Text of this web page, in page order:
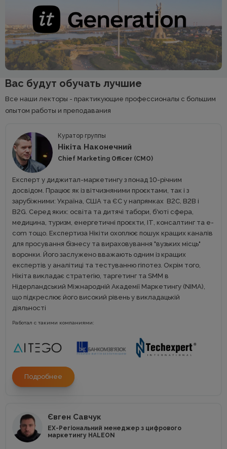
Вас будут обучать лучшие
Все наши лекторы - практикующие профессионалы с большим
опытом работы и преподавания
Куратор группы
Нікіта Наконечний
Chief Marketing Officer (CMO)
Експерт у диджитал-маркетингу з понад 10-річним
досвідом. Працює як із вітчизняними проєктами, так і з
зарубіжними: Україна, США та ЄС у напрямках В2С, В2В і
В2G. Серед яких: освіта та дитячі табори, б'юті сфера,
медицина, туризм, енергетичні проєкти, ІТ, консалтинг та e-
com тощо. Експертиза Нікіти охоплює пошук кращих каналів
для просування бізнесу та вираховування "вузьких місць"
воронки. Його заслужено вважають одним із кращих
експертів у аналітиці та тестуванню гіпотез. Окрім того,
Нікіта викладає стратегію, таргетинг та SMM в
Нідерландський Міжнародній Академії Маркетингу (NIMA),
що підкреслює його високий рівень у викладацькій
діяльності
Работал с такими компаниями:
Подробнее
Євген Савчук
EX-Регіональний менеджер з цифрового
маркетингу HALEON